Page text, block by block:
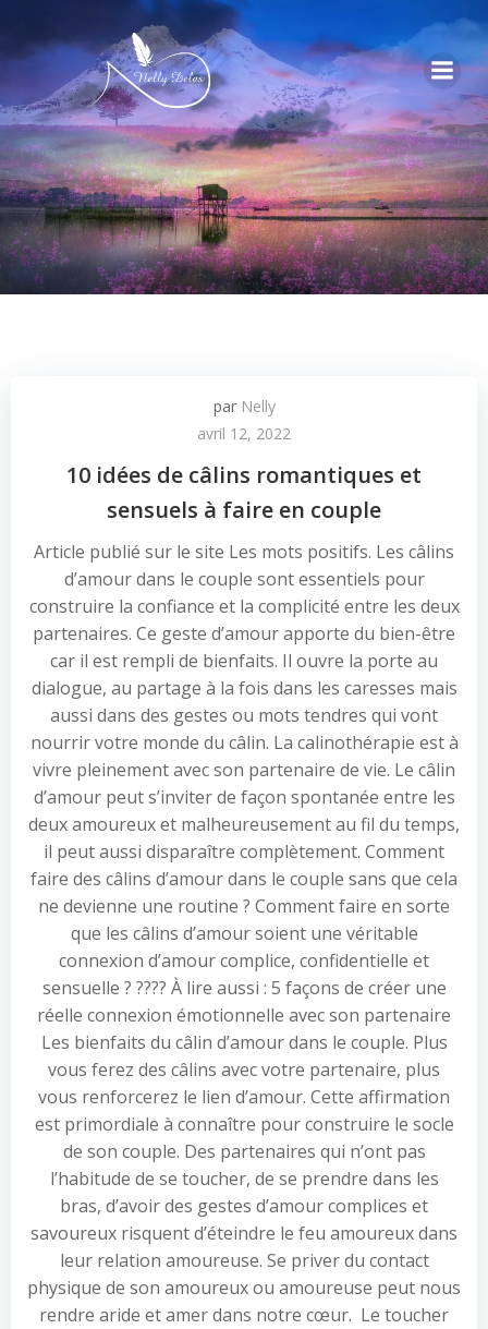
par Nelly
avril 12, 2022
10 idées de câlins romantiques et
sensuels à faire en couple
Article publié sur le site Les mots positifs. Les câlins
d’amour dans le couple sont essentiels pour
construire la confiance et la complicité entre les deux
partenaires. Ce geste d’amour apporte du bien-être
car il est rempli de bienfaits. Il ouvre la porte au
dialogue, au partage à la fois dans les caresses mais
aussi dans des gestes ou mots tendres qui vont
nourrir votre monde du câlin. La calinothérapie est à
vivre pleinement avec son partenaire de vie. Le câlin
d’amour peut s’inviter de façon spontanée entre les
deux amoureux et malheureusement au fil du temps,
il peut aussi disparaître complètement. Comment
faire des câlins d’amour dans le couple sans que cela
ne devienne une routine ? Comment faire en sorte
que les câlins d’amour soient une véritable
connexion d’amour complice, confidentielle et
sensuelle ? ???? À lire aussi : 5 façons de créer une
réelle connexion émotionnelle avec son partenaire
Les bienfaits du câlin d’amour dans le couple. Plus
vous ferez des câlins avec votre partenaire, plus
vous renforcerez le lien d’amour. Cette affirmation
est primordiale à connaître pour construire le socle
de son couple. Des partenaires qui n’ont pas
l’habitude de se toucher, de se prendre dans les
bras, d’avoir des gestes d’amour complices et
savoureux risquent d’éteindre le feu amoureux dans
leur relation amoureuse. Se priver du contact
physique de son amoureux ou amoureuse peut nous
rendre aride et amer dans notre cœur. Le toucher